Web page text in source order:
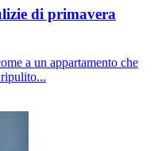
di primavera
a un appartamento che